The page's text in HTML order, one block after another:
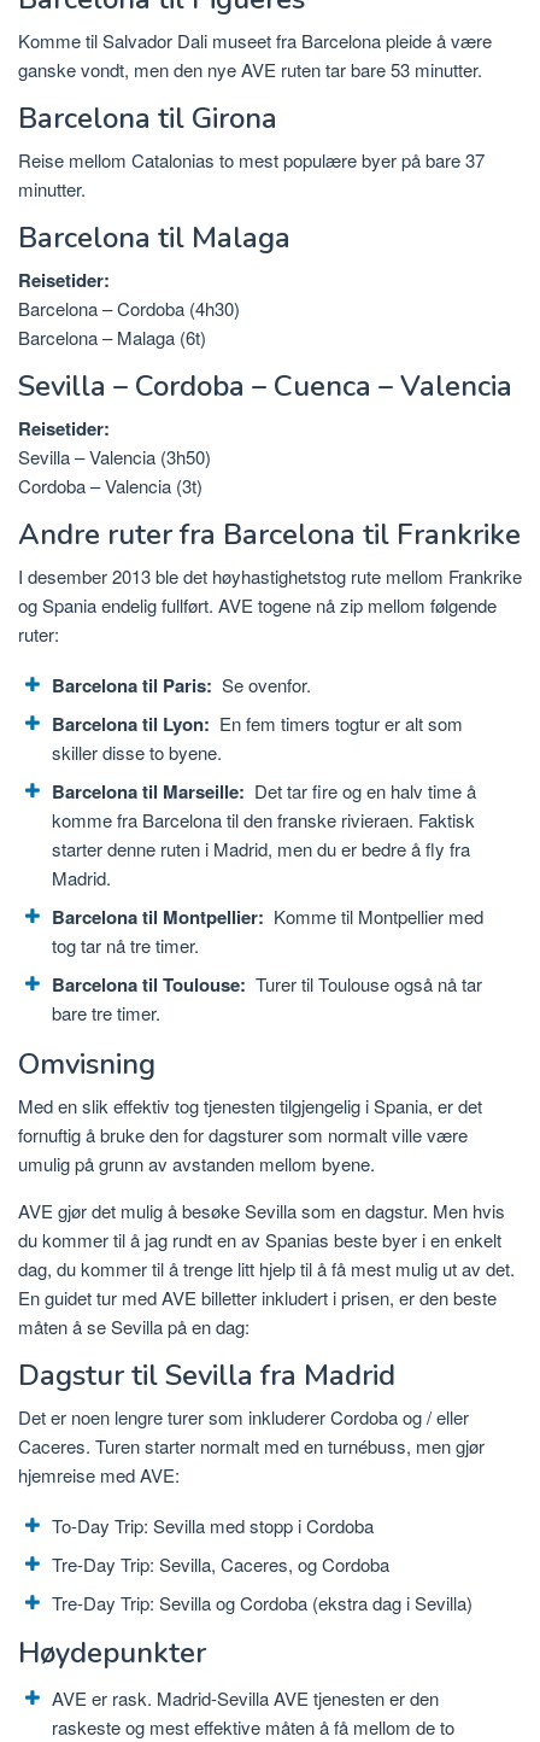
Komme til Salvador Dali museet fra Barcelona pleide å være
ganske vondt, men den nye AVE ruten tar bare 53 minutter.
Barcelona til Girona
Reise mellom Catalonias to mest populære byer på bare 37
minutter.
Barcelona til Malaga
Reisetider:
Barcelona – Cordoba (4h30)
Barcelona – Malaga (6t)
Sevilla – Cordoba – Cuenca – Valencia
Reisetider:
Sevilla – Valencia (3h50)
Cordoba – Valencia (3t)
Andre ruter fra Barcelona til Frankrike
I desember 2013 ble det høyhastighetstog rute mellom Frankrike
og Spania endelig fullført. AVE togene nå zip mellom følgende
ruter:
Barcelona til Paris: Se ovenfor.
Barcelona til Lyon: En fem timers togtur er alt som
skiller disse to byene.
Barcelona til Marseille: Det tar fire og en halv time å
komme fra Barcelona til den franske rivieraen. Faktisk
starter denne ruten i Madrid, men du er bedre å fly fra
Madrid.
Barcelona til Montpellier: Komme til Montpellier med
tog tar nå tre timer.
Barcelona til Toulouse: Turer til Toulouse også nå tar
bare tre timer.
Omvisning
Med en slik effektiv tog tjenesten tilgjengelig i Spania, er det
fornuftig å bruke den for dagsturer som normalt ville være
umulig på grunn av avstanden mellom byene.
AVE gjør det mulig å besøke Sevilla som en dagstur. Men hvis
du kommer til å jag rundt en av Spanias beste byer i en enkelt
dag, du kommer til å trenge litt hjelp til å få mest mulig ut av det.
En guidet tur med AVE billetter inkludert i prisen, er den beste
måten å se Sevilla på en dag:
Dagstur til Sevilla fra Madrid
Det er noen lengre turer som inkluderer Cordoba og / eller
Caceres. Turen starter normalt med en turnébuss, men gjør
hjemreise med AVE:
To-Day Trip: Sevilla med stopp i Cordoba
Tre-Day Trip: Sevilla, Caceres, og Cordoba
Tre-Day Trip: Sevilla og Cordoba (ekstra dag i Sevilla)
Høydepunkter
AVE er rask. Madrid-Sevilla AVE tjenesten er den
raskeste og mest effektive måten å få mellom de to